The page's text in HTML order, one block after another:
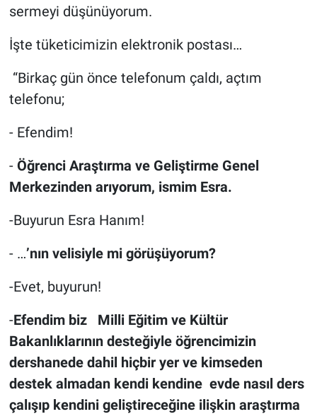
sermeyi düşünüyorum.
İşte tüketicimizin elektronik postası…
“Birkaç gün önce telefonum çaldı, açtım
telefonu;
- Efendim!
- Öğrenci Araştırma ve Geliştirme Genel
Merkezinden arıyorum, ismim Esra.
-Buyurun Esra Hanım!
- …’nın velisiyle mi görüşüyorum?
-Evet, buyurun!
-Efendim biz Milli Eğitim ve Kültür
Bakanlıklarının desteğiyle öğrencimizin
dershanede dahil hiçbir yer ve kimseden
destek almadan kendi kendine evde nasıl ders
çalışıp kendini geliştireceğine ilişkin araştırma
MAGAZİN
ASAYİŞ
ÇEVRE
HABERDE İNSAN